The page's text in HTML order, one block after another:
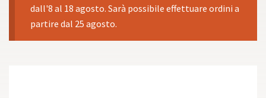
dall'8 al 18 agosto. Sarà possibile effettuare ordini a
partire dal 25 agosto.